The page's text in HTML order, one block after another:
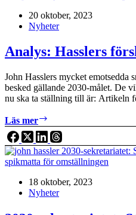
20 oktober, 2023
Nyheter
Analys: Hasslers
John Hasslers mycket emotsedda
besked gällande 2030-målet. De
nu ska ta ställning till är:
Läs mer
Hasslers
förslag
i
6
18 oktober, 2023
Nyheter